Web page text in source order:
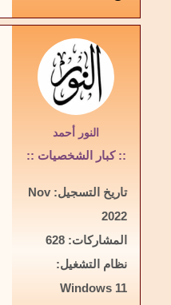
النور أحمد
:: كبار الشخصيات ::
تاريخ التسجيل: Nov
2022
المشاركات: 628
نظام التشغيل:
Windows 11